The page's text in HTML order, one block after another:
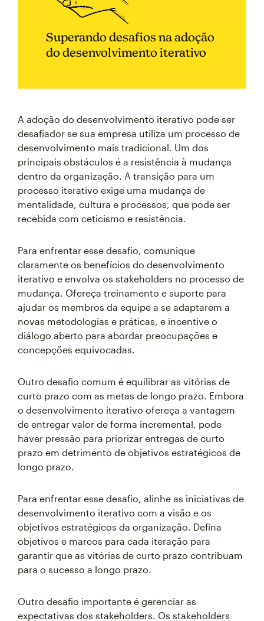
Superando desafios na adoção
do desenvolvimento iterativo
A adoção do desenvolvimento iterativo pode ser
desafiador se sua empresa utiliza um processo de
desenvolvimento mais tradicional. Um dos
principais obstáculos é a resistência à mudança
dentro da organização. A transição para um
processo iterativo exige uma mudança de
mentalidade, cultura e processos, que pode ser
recebida com ceticismo e resistência.
Para enfrentar esse desafio, comunique
claramente os benefícios do desenvolvimento
iterativo e envolva os stakeholders no processo de
mudança. Ofereça treinamento e suporte para
ajudar os membros da equipe a se adaptarem a
novas metodologias e práticas, e incentive o
diálogo aberto para abordar preocupações e
concepções equivocadas.
Outro desafio comum é equilibrar as vitórias de
curto prazo com as metas de longo prazo. Embora
o desenvolvimento iterativo ofereça a vantagem
de entregar valor de forma incremental, pode
haver pressão para priorizar entregas de curto
prazo em detrimento de objetivos estratégicos de
longo prazo.
Para enfrentar esse desafio, alinhe as iniciativas de
desenvolvimento iterativo com a visão e os
objetivos estratégicos da organização. Defina
objetivos e marcos para cada iteração para
garantir que as vitórias de curto prazo contribuam
para o sucesso a longo prazo.
Outro desafio importante é gerenciar as
expectativas dos stakeholders. Os stakeholders